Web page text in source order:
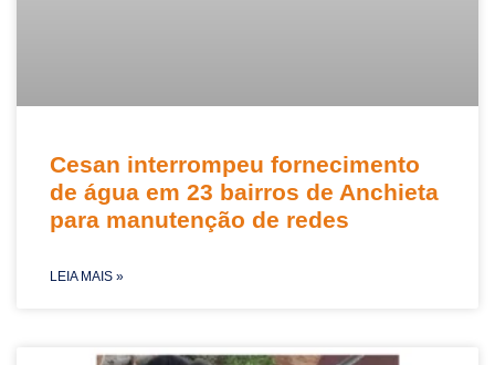
Cesan interrompeu fornecimento
de água em 23 bairros de Anchieta
para manutenção de redes
LEIA MAIS »